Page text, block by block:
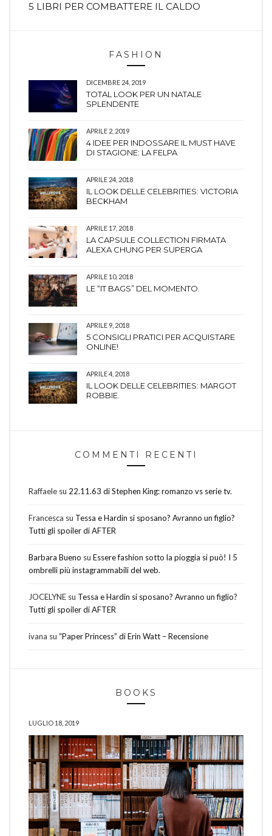
5 LIBRI PER COMBATTERE IL CALDO
FASHION
DICEMBRE 24, 2019
TOTAL LOOK PER UN NATALE
SPLENDENTE
APRILE 2, 2019
4 IDEE PER INDOSSARE IL MUST HAVE
DI STAGIONE: LA FELPA
APRILE 24, 2018
IL LOOK DELLE CELEBRITIES: VICTORIA
BECKHAM
APRILE 17, 2018
LA CAPSULE COLLECTION FIRMATA
ALEXA CHUNG PER SUPERGA
APRILE 10, 2018
LE “IT BAGS” DEL MOMENTO.
APRILE 9, 2018
5 CONSIGLI PRATICI PER ACQUISTARE
ONLINE!
APRILE 4, 2018
IL LOOK DELLE CELEBRITIES: MARGOT
ROBBIE.
COMMENTI RECENTI
Raffaele su 22.11.63 di Stephen King: romanzo vs serie tv.
Francesca su Tessa e Hardin si sposano? Avranno un figlio?
Tutti gli spoiler di AFTER
Barbara Bueno su Essere fashion sotto la pioggia si può! I 5
ombrelli più instagrammabili del web.
JOCELYNE su Tessa e Hardin si sposano? Avranno un figlio?
Tutti gli spoiler di AFTER
ivana su “Paper Princess” di Erin Watt – Recensione
BOOKS
LUGLIO 18, 2019